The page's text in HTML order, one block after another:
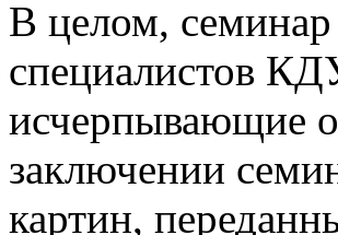
В целом,
специалистов
исчерпывающие
заключении
картин,